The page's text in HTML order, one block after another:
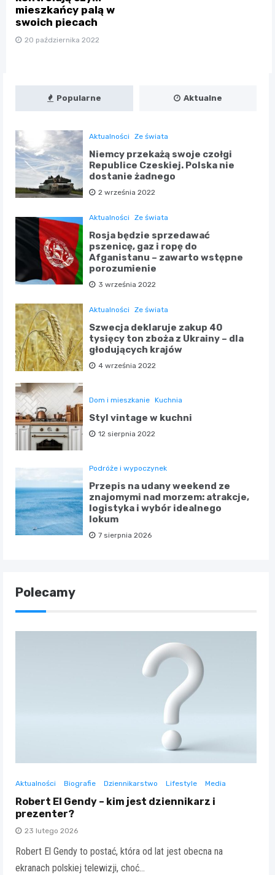
mieszkańcy palą w
swoich piecach
20 października 2022
Popularne Aktualne
Aktualności Ze świata
Niemcy przekażą swoje czołgi
Republice Czeskiej. Polska nie
dostanie żadnego
2 września 2022
Aktualności Ze świata
Rosja będzie sprzedawać
pszenicę, gaz i ropę do
Afganistanu – zawarto wstępne
porozumienie
3 września 2022
Aktualności Ze świata
Szwecja deklaruje zakup 40
tysięcy ton zboża z Ukrainy – dla
głodujących krajów
4 września 2022
Dom i mieszkanie Kuchnia
Styl vintage w kuchni
12 sierpnia 2022
Podróże i wypoczynek
Przepis na udany weekend ze
znajomymi nad morzem: atrakcje,
logistyka i wybór idealnego
lokum
7 sierpnia 2026
Polecamy
Aktualności Biografie Dziennikarstwo Lifestyle Media
Robert El Gendy – kim jest dziennikarz i
prezenter?
23 lutego 2026
Robert El Gendy to postać, która od lat jest obecna na
ekranach polskiej telewizji, choć…